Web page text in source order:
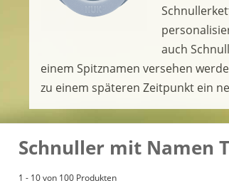
auch
einem Spitznamen versehen
zu einem späteren Zeitpunkt ein
Schnuller mit Namen
1 - 10 von 100 Produkten